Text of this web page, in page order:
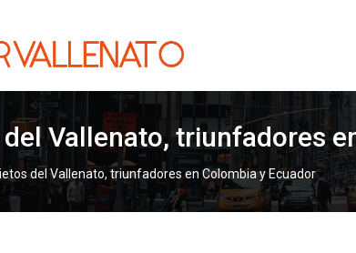
Vallenato, triunfadores
del Vallenato, triunfadores en Colombia y Ecuador